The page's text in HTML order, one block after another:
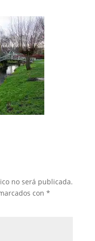
no será publicada.
con *